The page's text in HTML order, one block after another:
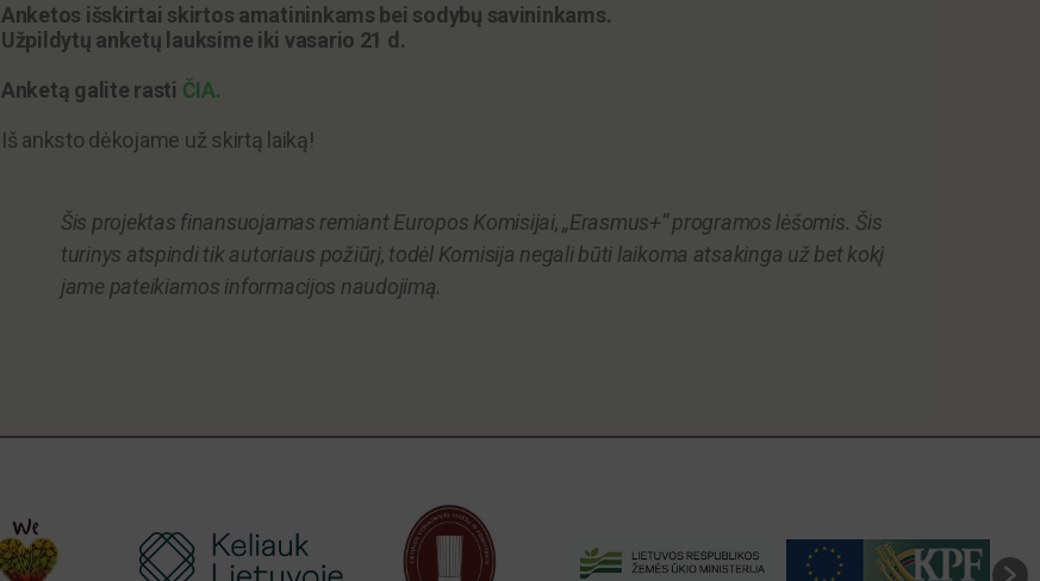
Anketos išskirtai skirtos amatininkams bei sodybų savininkams.
Užpildytų anketų lauksime iki vasario 21 d.
Anketą galite rasti ČIA.
Iš anksto dėkojame už skirtą laiką!
Šis projektas finansuojamas remiant Europos Komisijai, „Erasmus+“ programos lėšomis. Šis
turinys atspindi tik autoriaus požiūrį, todėl Komisija negali būti laikoma atsakinga už bet kokį
jame pateikiamos informacijos naudojimą.